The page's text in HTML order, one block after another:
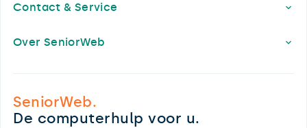
Contact & Service
Over SeniorWeb
SeniorWeb.
De computerhulp voor u.